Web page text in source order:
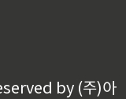
by (주)아